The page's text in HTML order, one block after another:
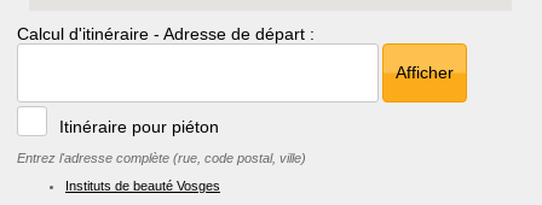
Calcul d'itinéraire - Adresse de départ :
Afficher
Itinéraire pour piéton
Entrez l'adresse complète (rue, code postal, ville)
Instituts de beauté Vosges